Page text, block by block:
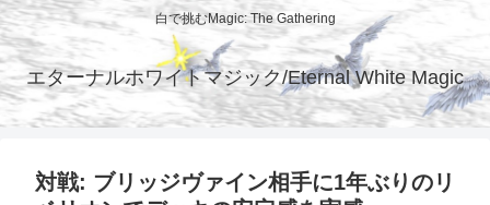
白で挑むMagic: The Gathering
エターナルホワイトマジック/Eternal White Magic
対戦: ブリッジヴァイン相手に1年ぶりのリ